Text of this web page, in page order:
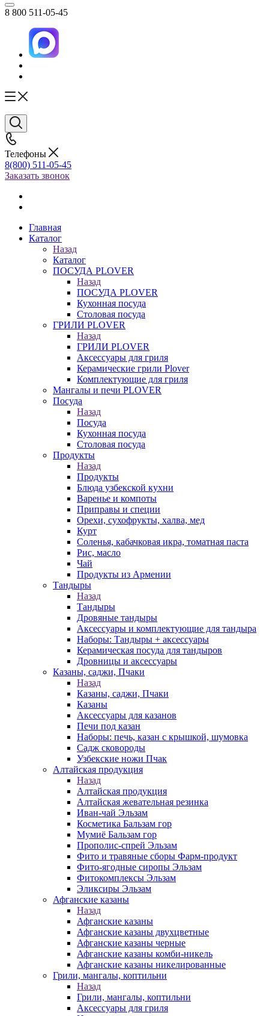
8 800 511-05-45
Телефоны
8(800) 511-05-45
Заказать звонок
Главная
Каталог
Назад
Каталог
ПОСУДА PLOVER
Назад
ПОСУДА PLOVER
Кухонная посуда
Столовая посуда
ГРИЛИ PLOVER
Назад
ГРИЛИ PLOVER
Аксессуары для гриля
Керамические грили Plover
Комплектующие для гриля
Мангалы и печи PLOVER
Посуда
Назад
Посуда
Кухонная посуда
Столовая посуда
Продукты
Назад
Продукты
Блюда узбекской кухни
Варенье и компоты
Приправы и специи
Орехи, сухофрукты, халва, мед
Курт
Соленья, кабачковая икра, томатная паста
Рис, масло
Чай
Продукты из Армении
Тандыры
Назад
Тандыры
Дровяные тандыры
Аксессуары и комплектующие для тандыра
Наборы: Тандыры + аксессуары
Керамическая посуда для тандыров
Дровницы и аксессуары
Казаны, саджи, Пчаки
Назад
Казаны, саджи, Пчаки
Казаны
Аксессуары для казанов
Печи под казан
Наборы: печь, казан с крышкой, шумовка
Садж сковороды
Узбекские ножи Пчак
Алтайская продукция
Назад
Алтайская продукция
Алтайская жевательная резинка
Иван-чай Эльзам
Косметика Бальзам гор
Мумиё Бальзам гор
Прополис-спрей Эльзам
Фито и травяные сборы Фарм-продукт
Фито-ягодные сиропы Эльзам
Фитокомплексы Эльзам
Эликсиры Эльзам
Афганские казаны
Назад
Афганские казаны
Афганские казаны двухцветные
Афганские казаны черные
Афганские казаны комби-никель
Афганские казаны никелированные
Грили, мангалы, коптильни
Назад
Грили, мангалы, коптильни
Аксессуары для гриля